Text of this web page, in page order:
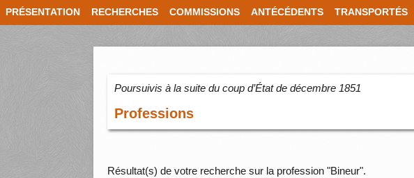
PRÉSENTATION RECHERCHES COMMISSIONS ANTÉCÉDENTS TRANSPORTÉS
Poursuivis à la suite du coup d’État de décembre 1851
Professions
Résultat(s) de votre recherche sur la profession "Bineur".